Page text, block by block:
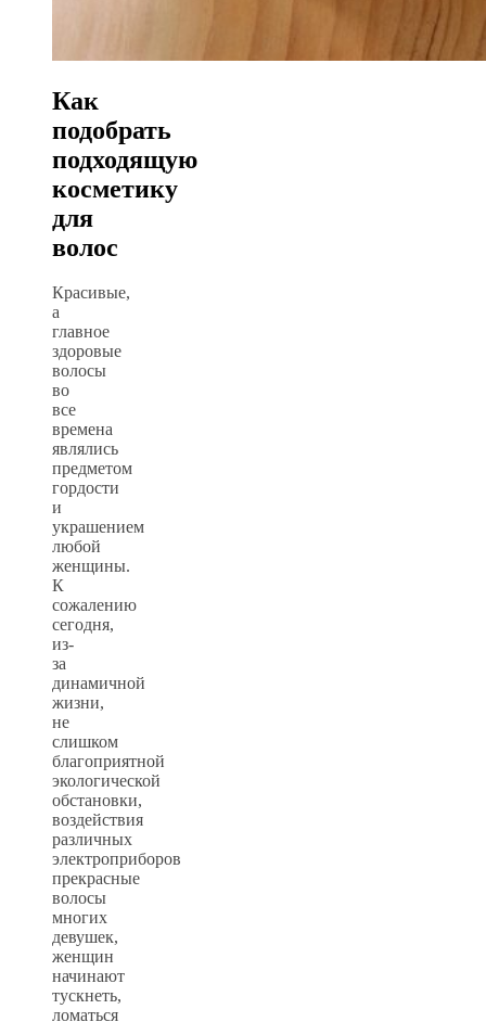
Как
подобрать
подходящую
косметику
для
волос
Красивые,
а
главное
здоровые
волосы
во
все
времена
являлись
предметом
гордости
и
украшением
любой
женщины.
К
сожалению
сегодня,
из-
за
динамичной
жизни,
не
слишком
благоприятной
экологической
обстановки,
воздействия
различных
электроприборов
прекрасные
волосы
многих
девушек,
женщин
начинают
тускнеть,
ломаться